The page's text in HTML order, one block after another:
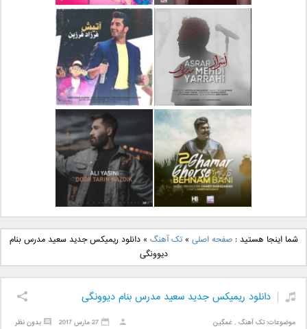
دانلود آهنگ جدید رضا
بهرام بنام نگار
دانلود آهنگ جدید علی
لهراسبی بنام صورت
دانلود آهنگ جدید مهدی
یراحی بنام اسرار
دانلود آهنگ جدید فرزاد
فرزین بنام آتیش
دانلود آهنگ جدید بهنام
بانی بنام قرص قمر 2
دانلود آهنگ جدید علی
یاسینی بنام دورترین نزدیک
شما اینجا هستید :صفحه اصلی »تک آهنگ »دانلود ریمیکس جدید سعید مدرس بنام
دیوونگی
دانلود ریمیکس جدید سعید مدرس بنام دیوونگی
موضوعات:تک آهنگ ,غمگین بدون نظر 27 مارس 2017